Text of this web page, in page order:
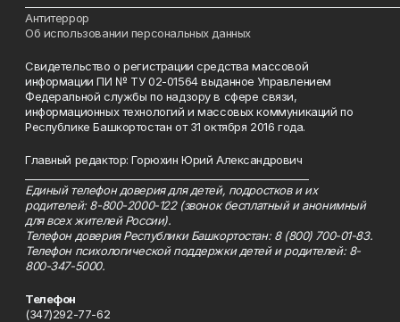
Антитеррор
Об использовании персональных данных
Свидетельство о регистрации средства массовой
информации ПИ № ТУ 02-01564 выданное Управлением
Федеральной службы по надзору в сфере связи,
информационных технологий и массовых коммуникаций по
Республике Башкортостан от 31 октября 2016 года.
Главный редактор: Горюхин Юрий Александрович
Единый телефон доверия для детей, подростков и их
родителей: 8-800-2000-122 (звонок бесплатный и анонимный
для всех жителей России).
Телефон доверия Республики Башкортостан: 8 (800) 700-01-83.
Телефон психологической поддержки детей и родителей: 8-
800-347-5000.
Телефон
(347)292-77-62